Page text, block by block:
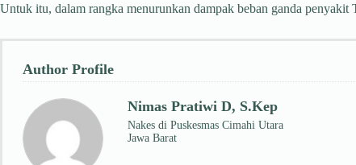
Untuk itu, dalam rangka menurunkan dampak beban ganda
Author Profile
Nimas Pratiwi D, S.Kep
Nakes di Puskesmas Cimahi Utara
Jawa Barat